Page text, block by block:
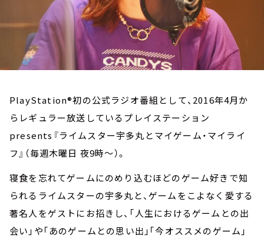
PlayStation®初の公式ラジオ番組として、2016年4月か
らレギュラー放送しているプレイステーション
presents『ライムスター宇多丸とマイゲーム・マイライ
フ』（毎週木曜日 夜9時～）。
寝食を忘れてゲームにのめり込むほどのゲーム好きで知
られるライムスターの宇多丸と、ゲームをこよなく愛する
著名人をゲストにお招きし、｢人生におけるゲームとの出
会い｣や｢あのゲームとの思い出｣｢今オススメのゲーム｣